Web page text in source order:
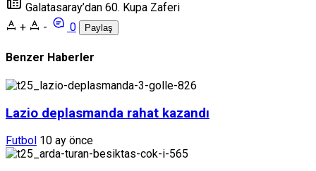
Galatasaray’dan 60. Kupa Zaferi
+
- 0 Paylaş
Benzer Haberler
Lazio deplasmanda rahat kazandı
Futbol 10 ay önce